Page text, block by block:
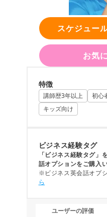
スケジュー
お気
特徴
講師歴3年以上 初心
キッズ向け
ビジネス経験タグ
「ビジネス経験タグ」
話オプションをご購入
※ビジネス英会話オプ
ら
ユーザーの評価